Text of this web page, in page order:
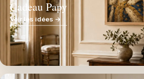
Cadeau Papy
Voir les idées →